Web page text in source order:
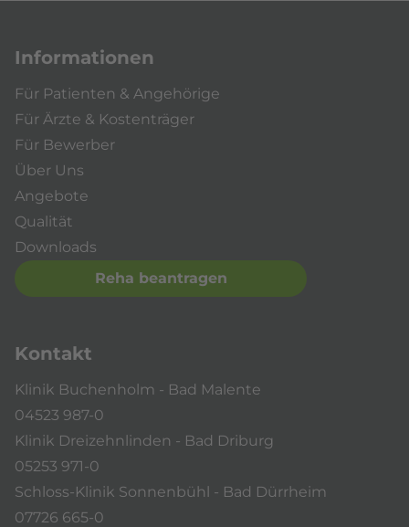
Informationen
Für Patienten & Angehörige
Für Ärzte & Kostenträger
Für Bewerber
Über Uns
Angebote
Qualität
Downloads
Reha beantragen
Kontakt
Klinik Buchenholm - Bad Malente
04523 987-0
Klinik Dreizehnlinden - Bad Driburg
05253 971-0
Schloss-Klinik Sonnenbühl - Bad Dürrheim
07726 665-0